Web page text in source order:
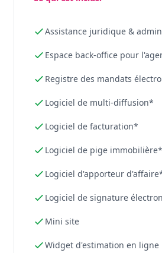
Assistance juridique &
Espace back-office pour
Registre des mandats
Logiciel de multi-diffusion*
Logiciel de facturation*
Logiciel de pige immobilière*
Logiciel d'apporteur
Logiciel de signature
Mini site
Widget d'estimation en ligne